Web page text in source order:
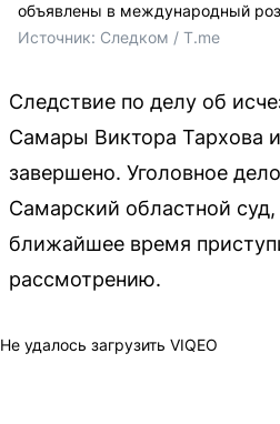
объявлены в международный
Источник: Следком / T.me
Следствие по делу об
Самары Виктора Тархова
завершено. Уголовное
Самарский областной
ближайшее время
рассмотрению.
Не удалось загрузить VIQEO